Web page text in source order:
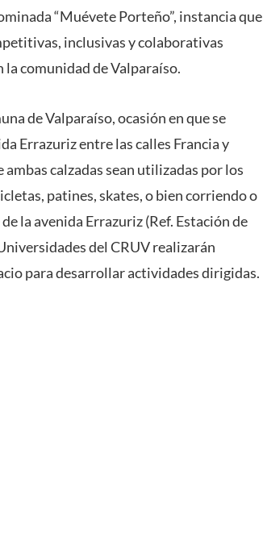
“Muévete Porteño”, instancia que
inclusivas y colaborativas
comunidad de Valparaíso.
de Valparaíso, ocasión en que se
Errazuriz entre las calles Francia y
calzadas sean utilizadas por los
patines, skates, o bien corriendo o
la avenida Errazuriz (Ref. Estación de
del CRUV realizarán
para desarrollar actividades dirigidas.